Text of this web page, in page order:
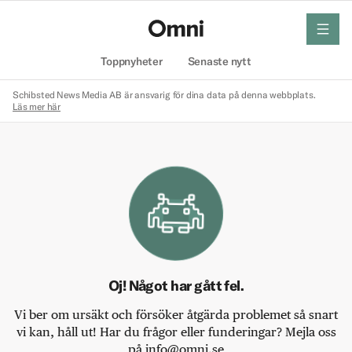
Toppnyheter Senaste nytt
meny
Schibsted News Media AB är ansvarig för dina data på denna webbplats.
Läs mer här
Oj! Något har gått fel.
Vi ber om ursäkt och försöker åtgärda problemet så snart
vi kan, håll ut! Har du frågor eller funderingar? Mejla oss